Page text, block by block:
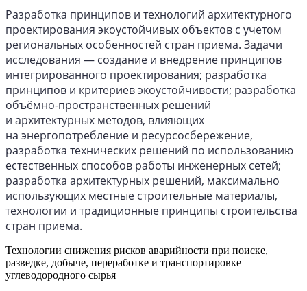
Разработка принципов и технологий архитектурного
проектирования экоустойчивых объектов с учетом
региональных особенностей стран приема. Задачи
исследования — создание и внедрение принципов
интегрированного проектирования; разработка
принципов и критериев экоустойчивости; разработка
объёмно-пространственных решений
и архитектурных методов, влияющих
на энергопотребление и ресурсосбережение,
разработка технических решений по использованию
естественных способов работы инженерных сетей;
разработка архитектурных решений, максимально
использующих местные строительные материалы,
технологии и традиционные принципы строительства
стран приема.
Технологии снижения рисков аварийности при поиске,
разведке, добыче, переработке и транспортировке
углеводородного сырья